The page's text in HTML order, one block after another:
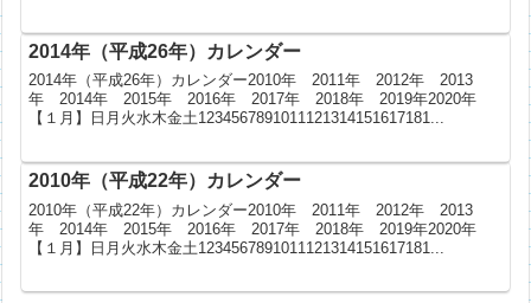
2014年（平成26年）カレンダー
2014年（平成26年）カレンダー2010年 2011年 2012年 2013
年 2014年 2015年 2016年 2017年 2018年 2019年2020年
【１月】日月火水木金土1234567891011121314151617181...
2010年（平成22年）カレンダー
2010年（平成22年）カレンダー2010年 2011年 2012年 2013
年 2014年 2015年 2016年 2017年 2018年 2019年2020年
【１月】日月火水木金土1234567891011121314151617181...